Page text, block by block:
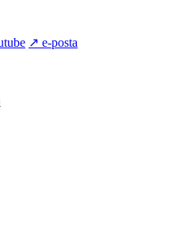
↗ e-posta